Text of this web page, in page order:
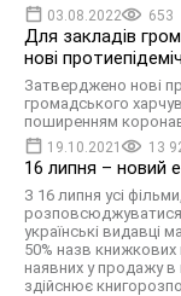
03.08.2022 653
Для закладів
нові
Затверджено нові
громадського
поширенням
19.10.2021 13
16 липня – новий
З 16 липня усі
українські
50% назв
наявних у продажу в
здійснює